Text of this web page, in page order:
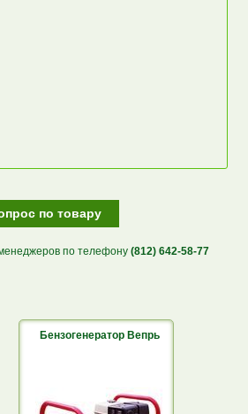
по товару
по телефону (812) 642-58-77
Бензогенератор Вепрь